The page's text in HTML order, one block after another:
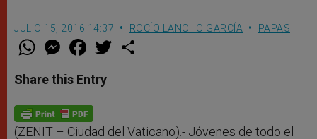
JULIO 15, 2016 14:37 ROCÍO LANCHO GARCÍA PAPAS
W
t
s
p
p
M
e
s
e
g
e
F
a
e
b
o
k
w
Share this Entry
(ZENIT – Ciudad del Vaticano).- Jóvenes de todo el